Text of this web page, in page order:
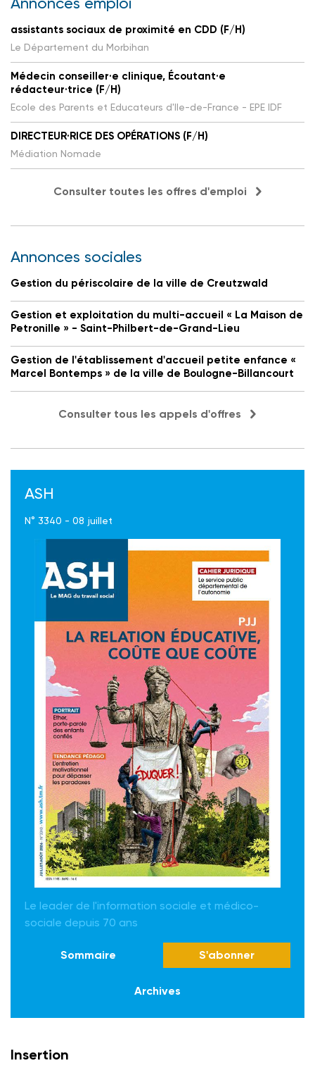
assistants sociaux de proximité en CDD (F/H)
Le Département du Morbihan
Médecin conseiller·e clinique, Écoutant·e
rédacteur·trice (F/H)
Ecole des Parents et Educateurs d'Ile-de-France - EPE IDF
DIRECTEUR·RICE DES OPÉRATIONS (F/H)
Médiation Nomade
Consulter toutes les offres d'emploi
Annonces sociales
Gestion du périscolaire de la ville de Creutzwald
Gestion et exploitation du multi-accueil « La Maison de
Petronille » - Saint-Philbert-de-Grand-Lieu
Gestion de l'établissement d'accueil petite enfance «
Marcel Bontemps » de la ville de Boulogne-Billancourt
Consulter tous les appels d'offres
ASH
N° 3340 - 08 juillet
Le leader de l'information sociale et médico-
sociale depuis 70 ans
Sommaire S'abonner
Archives
Insertion